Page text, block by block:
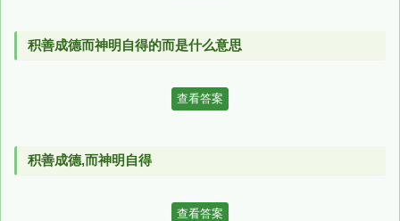
积善成德而神明自得的而是什么意思
查看答案
积善成德,而神明自得
查看答案